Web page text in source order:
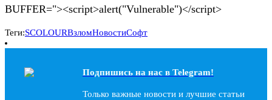
BUFFER="><script>alert("Vulnerable")</script>
Теги:SCOLOURВзломНовостиСофт
Подпишись на наc в Telegram!
Только важные новости и лучшие статьи